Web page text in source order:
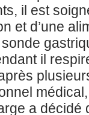
il est
et d’une
il
a décidé